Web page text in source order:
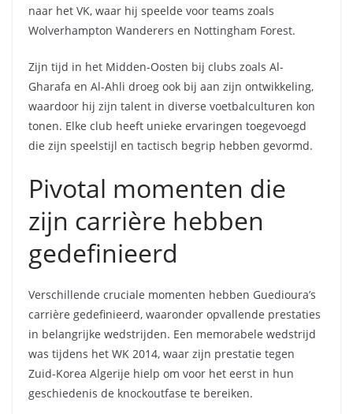
naar het VK, waar hij speelde voor teams zoals
Wolverhampton Wanderers en Nottingham Forest.
Zijn tijd in het Midden-Oosten bij clubs zoals Al-
Gharafa en Al-Ahli droeg ook bij aan zijn ontwikkeling,
waardoor hij zijn talent in diverse voetbalculturen kon
tonen. Elke club heeft unieke ervaringen toegevoegd
die zijn speelstijl en tactisch begrip hebben gevormd.
Pivotal momenten die
zijn carrière hebben
gedefinieerd
Verschillende cruciale momenten hebben Guedioura’s
carrière gedefinieerd, waaronder opvallende prestaties
in belangrijke wedstrijden. Een memorabele wedstrijd
was tijdens het WK 2014, waar zijn prestatie tegen
Zuid-Korea Algerije hielp om voor het eerst in hun
geschiedenis de knockoutfase te bereiken.